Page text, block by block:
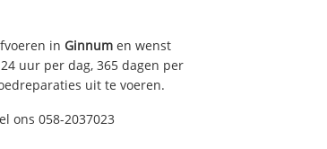
in Ginnum en wenst
uur per dag, 365 dagen per
uit te voeren.
ons 058-2037023